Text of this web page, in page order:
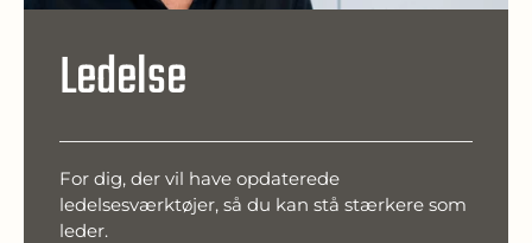
Ledelse
For dig, der vil have opdaterede
ledelsesværktøjer, så du kan stå stærkere som
leder.